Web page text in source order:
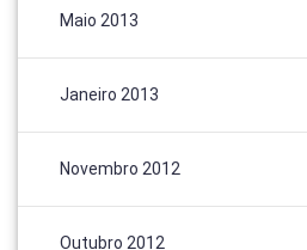
Maio 2013
Janeiro 2013
Novembro 2012
Outubro 2012